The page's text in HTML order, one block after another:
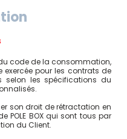
code de la consommation,
pour les contrats de
selon les spécifications du
son droit de rétractation en
BOX qui sont tous par
du Client.